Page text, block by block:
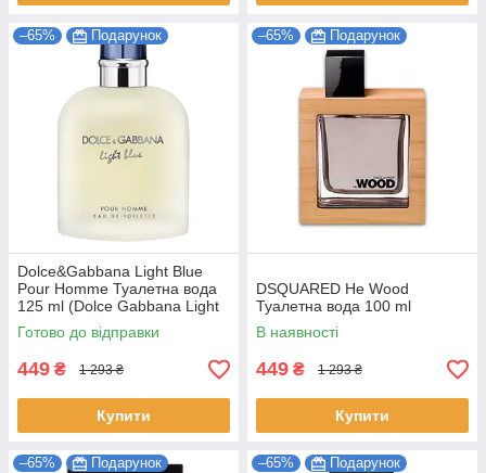
–65% Подарунок
Dolce&Gabbana Light Blue
Pour Homme Туалетна вода
125 ml (Dolce Gabbana Light
Blue men лайт блю чоловічі)
Готово до відправки
449 ₴ 1 293 ₴
Купити
–65% Подарунок
DSQUARED He Wood
Туалетна вода 100 ml
В наявності
449 ₴ 1 293 ₴
Купити
–65% Подарунок –65% Подарунок